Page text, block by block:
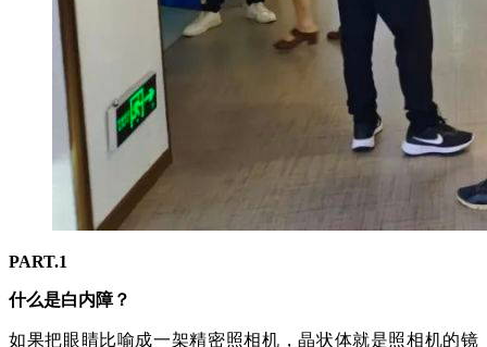
PART.1
什么是白内障？
如果把眼睛比喻成一架精密照相机，晶状体就是照相机的镜